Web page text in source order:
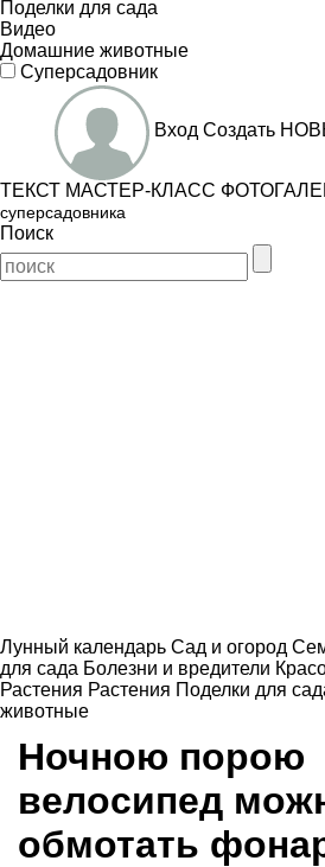
Поделки для сада
Видео
Домашние животные
Суперсадовник
Вход Создать
ТЕКСТ МАСТЕР-КЛАСС
суперсадовника
Поиск
Лунный календарь Сад и огород
для сада Болезни и вредители
Растения Растения Поделки для
животные
Ночною порою
велосипед
обмотать